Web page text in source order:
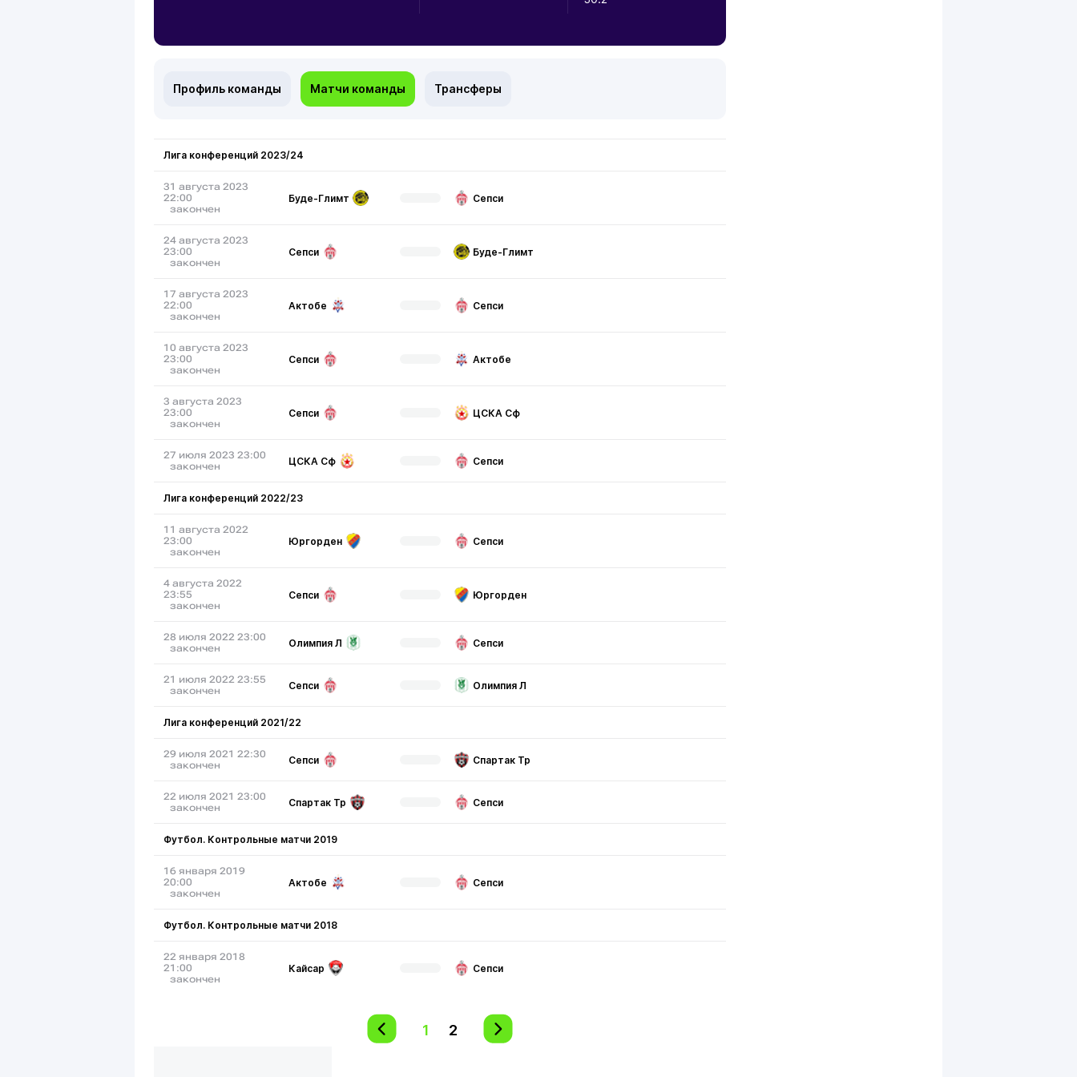
Профиль команды Матчи команды Трансферы
Лига конференций 2023/24
31 августа 2023
22:00
закончен
Буде-Глимт Сепси
24 августа 2023
23:00
закончен
Сепси Буде-Глимт
17 августа 2023
22:00
закончен
Актобе Сепси
10 августа 2023
23:00
закончен
Сепси Актобе
3 августа 2023
23:00
закончен
Сепси ЦСКА Сф
27 июля 2023 23:00
закончен
ЦСКА Сф Сепси
Лига конференций 2022/23
11 августа 2022
23:00
закончен
Юргорден Сепси
4 августа 2022
23:55
закончен
Сепси Юргорден
28 июля 2022 23:00
закончен
Олимпия Л Сепси
21 июля 2022 23:55
закончен
Сепси Олимпия Л
Лига конференций 2021/22
29 июля 2021 22:30
закончен
Сепси Спартак Тр
22 июля 2021 23:00
закончен
Спартак Тр Сепси
Футбол. Контрольные матчи 2019
16 января 2019
20:00
закончен
Актобе Сепси
Футбол. Контрольные матчи 2018
22 января 2018
21:00
закончен
Кайсар Сепси
1 2